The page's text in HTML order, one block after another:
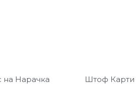
на Нарачка Штоф Карти